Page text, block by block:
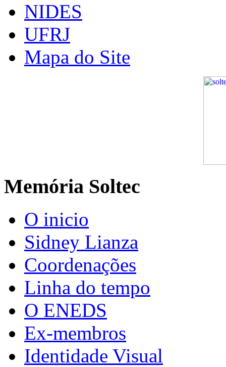
NIDES
UFRJ
Mapa do Site
Memória Soltec
O inicio
Sidney Lianza
Coordenações
Linha do tempo
O ENEDS
Ex-membros
Identidade Visual